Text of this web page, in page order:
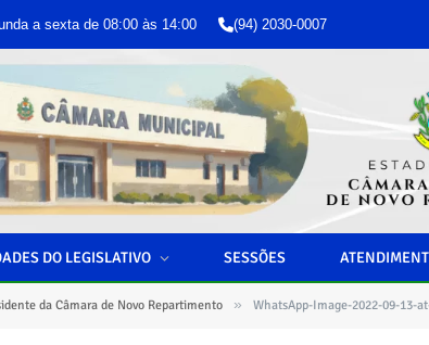
a sexta de 08:00 às 14:00 (94) 2030-0007
DO LEGISLATIVO SESSÕES
da Câmara de Novo Repartimento » WhatsApp-Image-2022-09-13-